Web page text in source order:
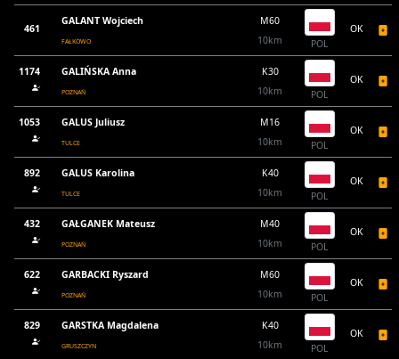
461
GALANT Wojciech
FAŁKOWO
M60
10km
POL
OK
1174 GALIŃSKA Anna
POZNAŃ
K30
10km
POL
OK
1053 GALUS Juliusz
TULCE
M16
10km
POL
OK
892 GALUS Karolina
TULCE
K40
10km
POL
OK
432 GAŁGANEK Mateusz
POZNAŃ
M40
10km
POL
OK
622 GARBACKI Ryszard
POZNAŃ
M60
10km
POL
OK
829 GARSTKA Magdalena
GRUSZCZYN
K40
10km
POL
OK